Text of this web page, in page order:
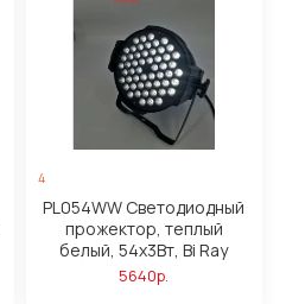
4
PL054WW Светодиодный
прожектор, теплый
белый, 54х3Вт, Bi Ray
5640р.